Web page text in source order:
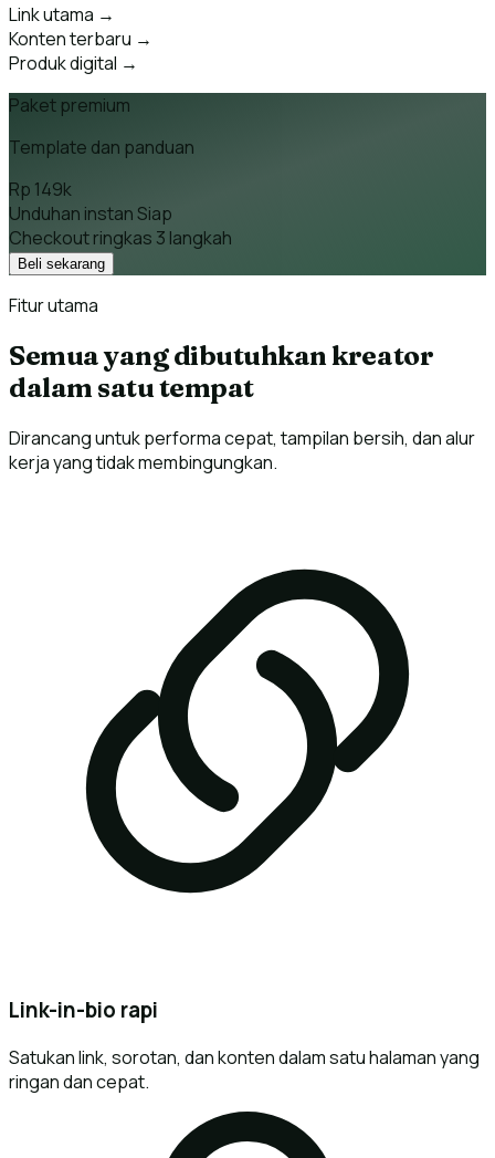
Link utama →
Konten terbaru →
Produk digital →
Paket premium
Template dan panduan
Rp 149k
Unduhan instanSiap
Checkout ringkas 3 langkah
Beli sekarang
Fitur utama
Semua yang dibutuhkan kreator
dalam satu tempat
Dirancang untuk performa cepat, tampilan bersih, dan alur
kerja yang tidak membingungkan.
Link-in-bio rapi
Satukan link, sorotan, dan konten dalam satu halaman yang
ringan dan cepat.